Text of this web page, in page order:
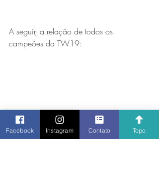
A seguir, a relação de todos os
campeões da TW19:
Facebook Instagram Contato Topo